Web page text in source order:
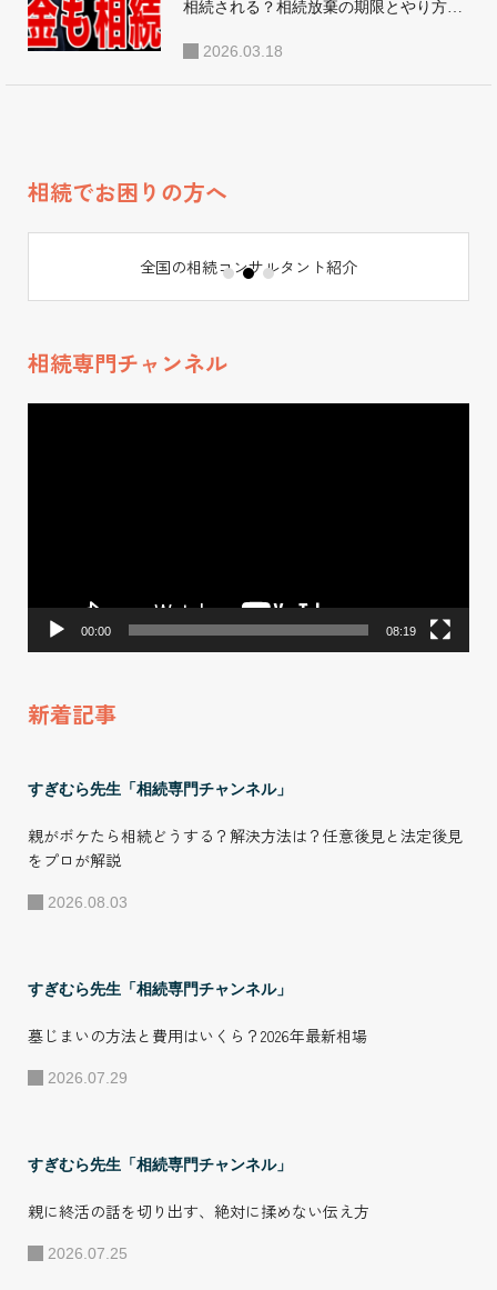
相続される？相続放棄の期限とやり方｜
2026.03.18
相続でお困りの方へ
全国の相続コンサルタント紹介
相続専門チャンネル
00:00 08:19
新着記事
すぎむら先生「相続専門チャンネル」
親がボケたら相続どうする？解決方法は？任意後見と法定後見
をプロが解説
2026.08.03
すぎむら先生「相続専門チャンネル」
墓じまいの方法と費用はいくら？2026年最新相場
2026.07.29
すぎむら先生「相続専門チャンネル」
親に終活の話を切り出す、絶対に揉めない伝え方
2026.07.25